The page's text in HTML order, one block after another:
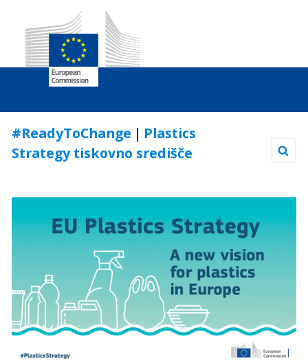
to
Content
#ReadyToChange | Plastics
Strategy tiskovno središče